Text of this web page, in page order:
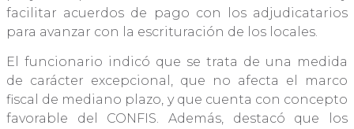
facilitar acuerdos de pago con los adjudicatarios
para avanzar con la escrituración de los locales.
El funcionario indicó que se trata de una medida
de carácter excepcional, que no afecta el marco
fiscal de mediano plazo, y que cuenta con concepto
favorable del CONFIS. Además, destacó que los